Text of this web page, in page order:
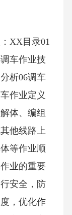
XX目录01
车作业技
析06调车
作业定义
体、编组
他线路上
等作业顺
业的重要
安全，防
，优化作